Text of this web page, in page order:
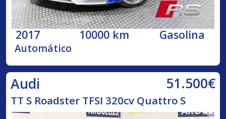
2017 10000 km Gasolina
Automático
Audi 51.500€
TT S Roadster TFSI 320cv Quattro S